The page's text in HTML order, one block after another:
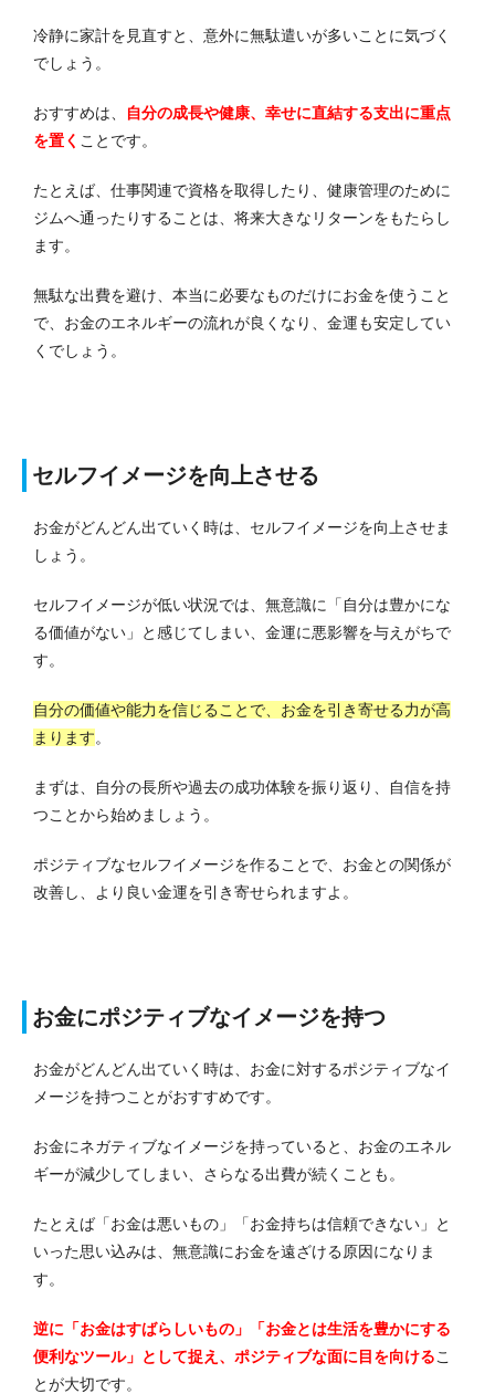
冷静に家計を見直すと、意外に無駄遣いが多いことに気づく
でしょう。
おすすめは、
自分の成長や健康、幸せに直結する支出に重点
を置く ことです。
たとえば、仕事関連で資格を取得したり、健康管理のために
ジムへ通ったりすることは、将来大きなリターンをもたらし
ます。
無駄な出費を避け、本当に必要なものだけにお金を使うこと
で、お金のエネルギーの流れが良くなり、金運も安定してい
くでしょう。
セルフイメージを向上させる
お金がどんどん出ていく時は、セルフイメージを向上させま
しょう。
セルフイメージが低い状況では、無意識に「自分は豊かにな
る価値がない」と感じてしまい、金運に悪影響を与えがちで
す。
自分の価値や能力を信じることで、お金を引き寄せる力が高
まります。
まずは、自分の長所や過去の成功体験を振り返り、自信を持
つことから始めましょう。
ポジティブなセルフイメージを作ることで、お金との関係が
改善し、より良い金運を引き寄せられますよ。
お金にポジティブなイメージを持つ
お金がどんどん出ていく時は、お金に対するポジティブなイ
メージを持つことがおすすめです。
お金にネガティブなイメージを持っていると、お金のエネル
ギーが減少してしまい、さらなる出費が続くことも。
たとえば「お金は悪いもの」「お金持ちは信頼できない」と
いった思い込みは、無意識にお金を遠ざける原因になりま
す。
逆に「お金はすばらしいもの」「お金とは生活を豊かにする
便利なツール」として捉え、ポジティブな面に目を向けるこ
とが大切です。